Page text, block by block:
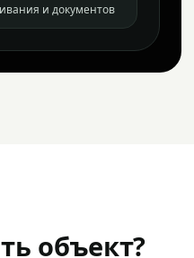
и документов
объект?